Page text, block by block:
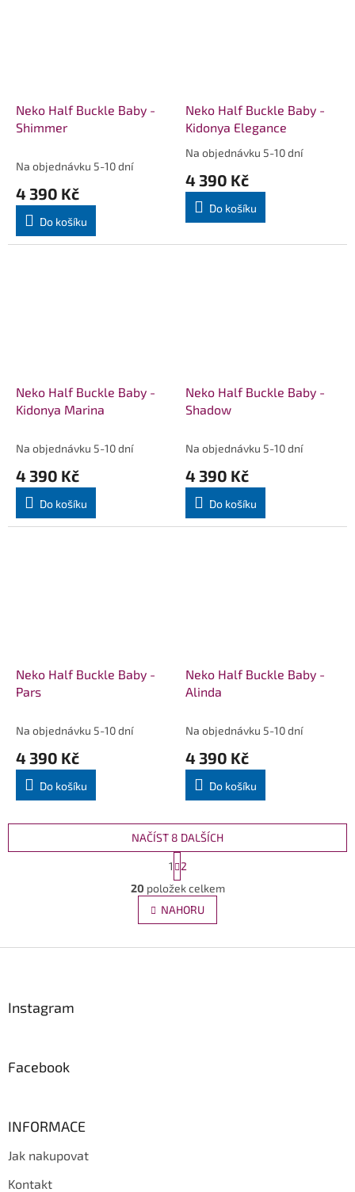
Neko Half Buckle Baby -
Shimmer
Na objednávku 5-10 dní
4 390 Kč
Do košíku
Neko Half Buckle Baby -
Kidonya Elegance
Průměrné
produktu
5,0
5
Na objednávku 5-10 dní
4 390 Kč
Do košíku
Neko Half Buckle Baby -
Kidonya Marina
Na objednávku 5-10 dní
4 390 Kč
Do košíku
Neko Half Buckle Baby -
Shadow
Na objednávku 5-10 dní
4 390 Kč
Do košíku
Neko Half Buckle Baby -
Pars
Na objednávku 5-10 dní
4 390 Kč
Do košíku
Neko Half Buckle Baby -
Alinda
Na objednávku 5-10 dní
4 390 Kč
Do košíku
O
v
l
á
NAČÍST 8 DALŠÍCH
S
t
r
á
n
k
v
1
2
20 položek celkem
NAHORU
Instagram
Facebook
INFORMACE
Jak nakupovat
Kontakt